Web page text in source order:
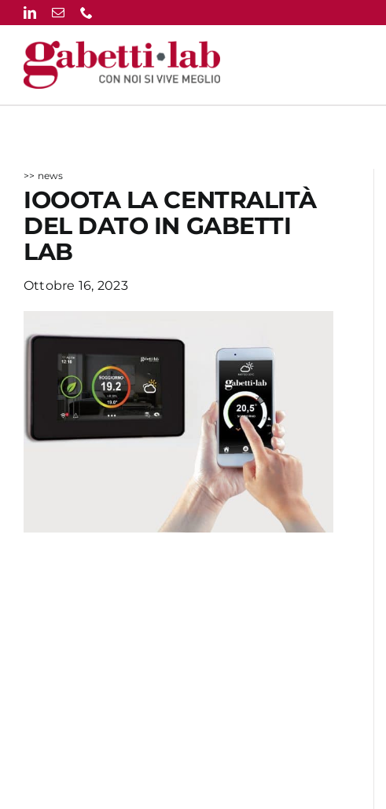
Salta
al
contenuto
>> news
IOOOTA LA CENTRALITÀ
DEL DATO IN GABETTI
LAB
Ottobre 16, 2023